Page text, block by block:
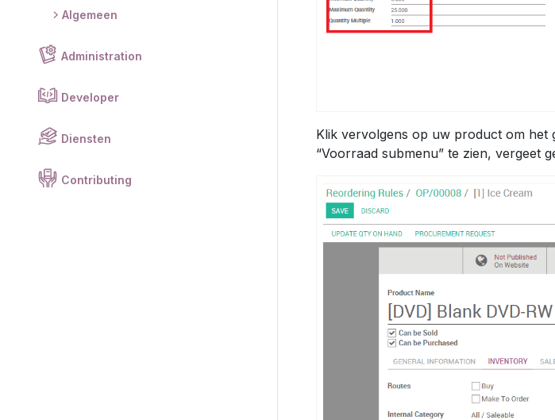
Algemeen
Administration
Developer
Diensten
Contributing
Klik vervolgens op uw product om
“Voorraad submenu” te zien, vergeet